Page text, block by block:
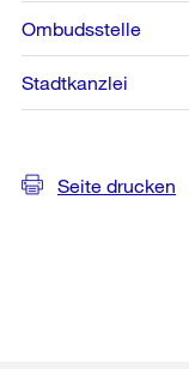
Ombudsstelle
Stadtkanzlei
Seite drucken